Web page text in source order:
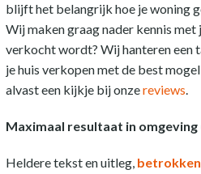
blijft het belangrijk hoe je woning
Wij maken graag nader kennis
verkocht wordt? Wij hanteren een
je huis verkopen met de best
alvast een kijkje bij onzereviews.
Maximaal resultaat in omgeving
Heldere tekst en uitleg,